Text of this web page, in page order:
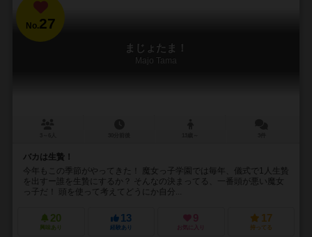
No.27
まじょたま！
Majo Tama
バカは生贄！
今年もこの季節がやってきた！ 魔女っ子学園では毎年、儀式で1人生贄
を出すー誰を生贄にするか？ そんなの決まってる、一番頭が悪い魔女
っ子だ！ 頭を使って考えてどうにか自分...
20
興味あり
13
経験あり
9
お気に入り
17
持ってる